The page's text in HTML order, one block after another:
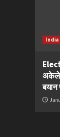
India
अकेले
बयान